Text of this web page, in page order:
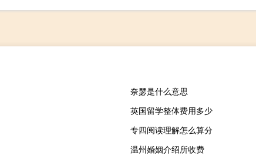
奈瑟是什么意思
英国留学整体费用多少
专四阅读理解怎么算分
温州婚姻介绍所收费